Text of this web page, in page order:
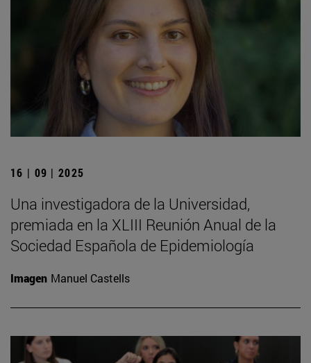
16 | 09 | 2025
Una investigadora de la Universidad,
premiada en la XLIII Reunión Anual de la
Sociedad Española de Epidemiología
Imagen Manuel Castells